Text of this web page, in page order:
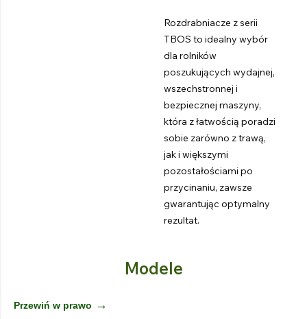
Rozdrabniacze z serii
TBOS to idealny wybór
dla rolników
poszukujących wydajnej,
wszechstronnej i
bezpiecznej maszyny,
która z łatwością poradzi
sobie zarówno z trawą,
jak i większymi
pozostałościami po
przycinaniu, zawsze
gwarantując optymalny
rezultat.
Modele
Przewiń w prawo →